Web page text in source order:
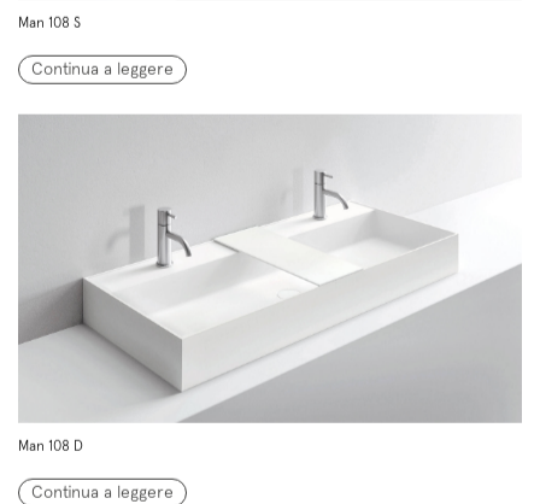
Man 108 S
Continua a leggere
Man 108 D
Continua a leggere